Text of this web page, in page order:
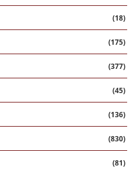
(18)
(175)
(377)
(45)
(136)
(830)
(81)